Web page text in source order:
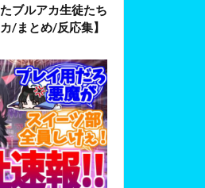
ブルアカ生徒たち
/まとめ/反応集】